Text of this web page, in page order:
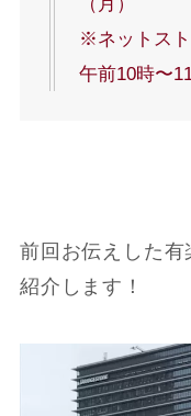
※ネットスト
午前10時〜
前回お伝えした
紹介します！